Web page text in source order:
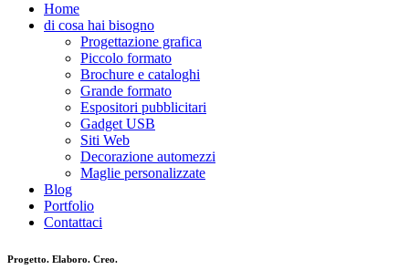
Home
di cosa hai bisogno
Progettazione grafica
Piccolo formato
Brochure e cataloghi
Grande formato
Espositori pubblicitari
Gadget USB
Siti Web
Decorazione automezzi
Maglie personalizzate
Blog
Portfolio
Contattaci
Progetto. Elaboro. Creo.